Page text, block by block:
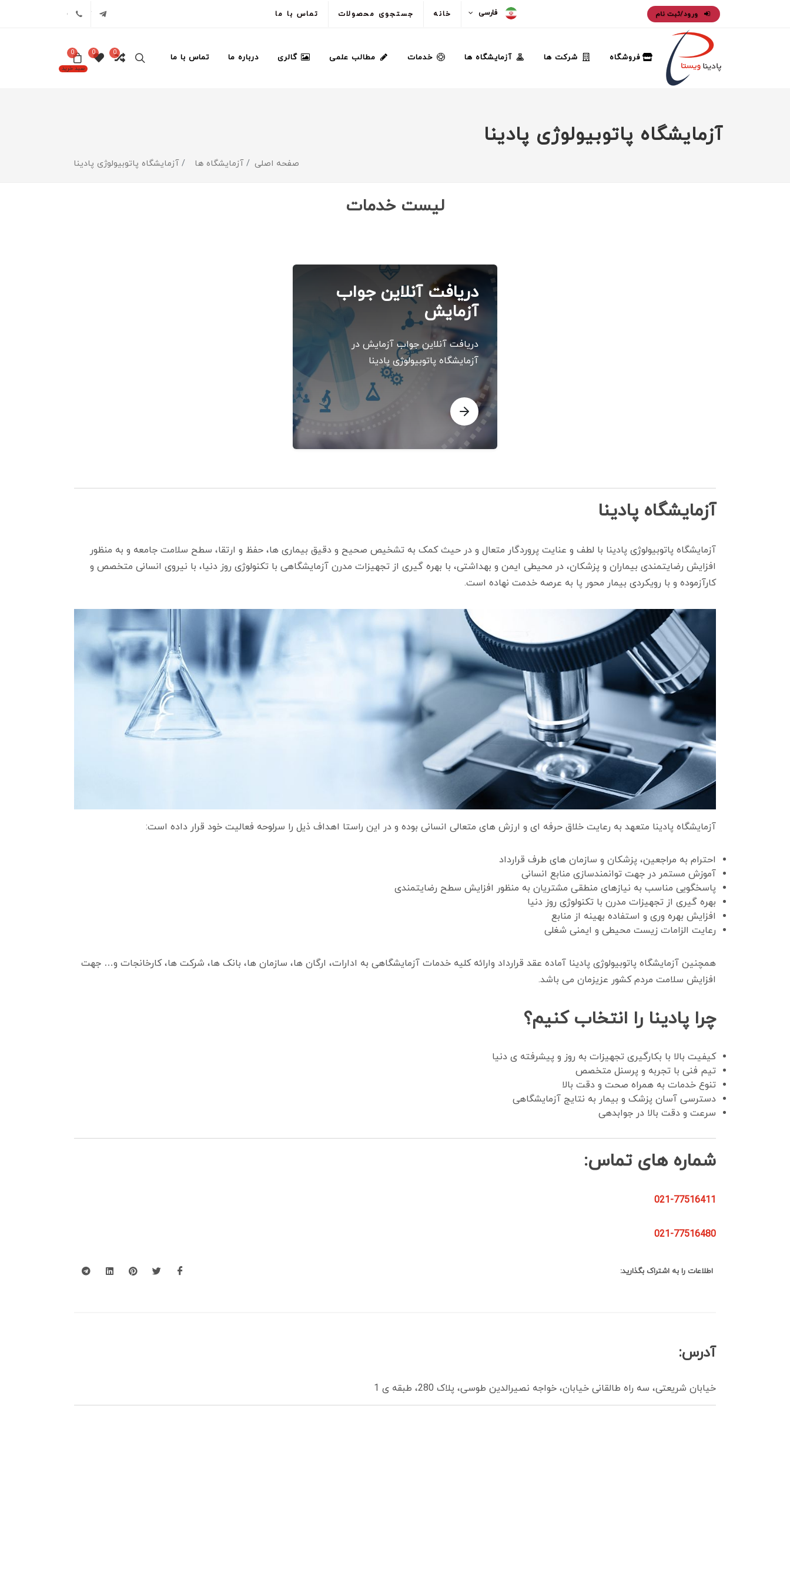
ورود/ثبت نام فارسی خانه جستجوی محصولات تماس با ما تلگرام
0
0
سبد خرید
0 فروشگاه شرکت ها آزمایشگاه ها خدمات مطالب علمی گالری درباره ما تماس با ما
آزمایشگاه پاتوبیولوژی پادینا
صفحه اصلی آزمایشگاه ها آزمایشگاه پاتوبیولوژی پادینا
لیست خدمات
دریافت آنلاین جواب
آزمایش
دریافت آنلاین جواب آزمایش در
آزمایشگاه پاتوبیولوژی پادینا
آزمایشگاه پادینا
آزمایشگاه پاتوبیولوژی پادینا با لطف و عنایت پروردگار متعال و در حیث کمک به تشخیص صحیح و دقیق بیماری ها، حفظ و ارتقا، سطح سلامت جامعه و به منظور
افزایش رضایتمندی بیماران و پزشکان، در محیطی ایمن و بهداشتی، با بهره گیری از تجهیزات مدرن آزمایشگاهی با تکنولوژی روز دنیا، با نیروی انسانی متخصص و
کارآزموده و با رویکردی بیمار محور پا به عرصه خدمت نهاده است.
آزمایشگاه پادینا متعهد به رعایت خلاق حرفه ای و ارزش های متعالی انسانی بوده و در این راستا اهداف ذیل را سرلوحه فعالیت خود قرار داده است:
احترام به مراجعین، پزشکان و سازمان های طرف قرارداد
آموزش مستمر در جهت توانمندسازی منابع انسانی
پاسخگویی مناسب به نیازهای منطقی مشتریان به منظور افزایش سطح رضایتمندی
بهره گیری از تجهیزات مدرن با تکنولوژی روز دنیا
افزایش بهره وری و استفاده بهینه از منابع
رعایت الزامات زیست محیطی و ایمنی شغلی
همچنین آزمایشگاه پاتوبیولوژی پادینا آماده عقد قرارداد وارائه کلیه خدمات آزمایشگاهی به ادارات، ارگان ها، سازمان ها، بانک ها، شرکت ها، کارخانجات و… جهت
افزایش سلامت مردم کشور عزیزمان می باشد.
چرا پادینا را انتخاب کنیم؟
کیفیت بالا با بکارگیری تجهیزات به روز و پیشرفته ی دنیا
تیم فنی با تجربه و پرسنل متخصص
تنوع خدمات به همراه صحت و دقت بالا
دسترسی آسان پزشک و بیمار به نتایج آزمایشگاهی
سرعت و دقت بالا در جوابدهی
شماره های تماس:
021-77516411
021-77516480
اطلاعات را به اشتراک بگذارید:
آدرس:
خیابان شریعتی، سه راه طالقانی خیابان، خواجه نصیرالدین طوسی، پلاک 280، طبقه ی 1